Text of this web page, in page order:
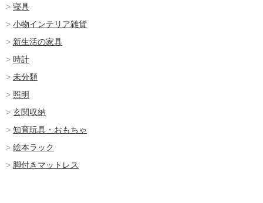
寝具
小物インテリア雑貨
新生活の家具
時計
未分類
照明
玄関収納
知育玩具・おもちゃ
絵本ラック
脚付きマットレス